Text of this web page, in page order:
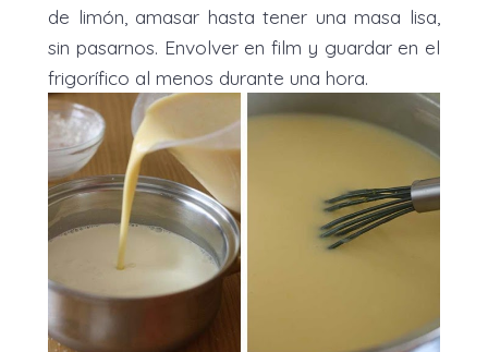
de limón, amasar hasta tener una masa lisa,
sin pasarnos. Envolver en film y guardar en el
frigorífico al menos durante una hora.